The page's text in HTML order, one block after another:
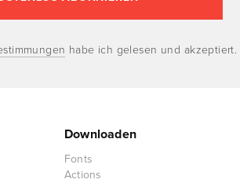
habe ich gelesen und akzeptiert.
Downloaden
Fonts
Actions